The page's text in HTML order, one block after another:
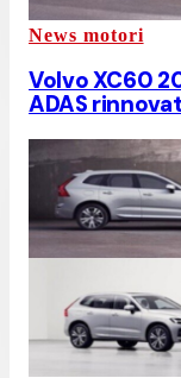
News motori
Volvo XC60
ADAS